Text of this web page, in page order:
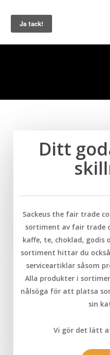
main
content
Ditt
Sackeus the fair trade
sortiment av fair trade
kaffe, te, choklad, godis
sortiment hittar du
serviceartiklar såsom
Alla produkter i
nålsöga för att platsa
sin
Vi gör det lätt